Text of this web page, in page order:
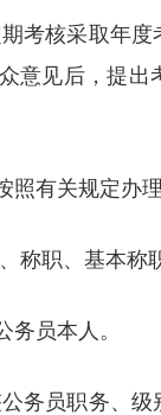
考核采取年
意见后，提
照有关规定办
称职、基本称
员本人。
务员职务、